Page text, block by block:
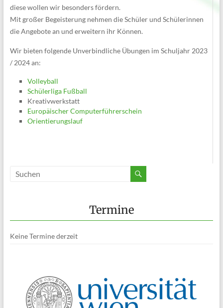
diese wollen wir besonders fördern.
Mit großer Begeisterung nehmen die Schüler und Schülerinnen
die Angebote an und erweitern ihr Können.
Wir bieten folgende Unverbindliche Übungen im Schuljahr 2023
/ 2024 an:
Volleyball
Schülerliga Fußball
Kreativwerkstatt
Europäischer Computerführerschein
Orientierungslauf
Termine
Keine Termine derzeit